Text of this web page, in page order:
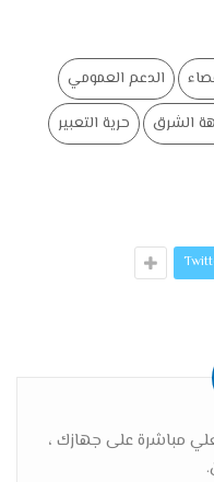
الدعم العمومي
الشرق
حرية التعبير
مباشرة على جهازك ،